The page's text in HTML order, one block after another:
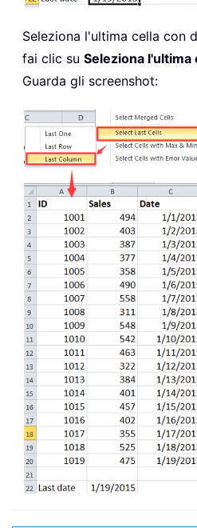
Seleziona l'ultima cella con
fai clic su Seleziona l'ultima
Guarda gli screenshot: